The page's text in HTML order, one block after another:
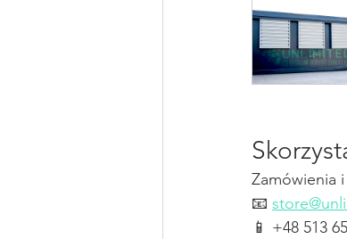
Zamówienia
📧
📱 +48 513